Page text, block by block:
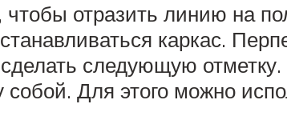
чтобы отразить линию на
каркас.
следующую
Для этого можно